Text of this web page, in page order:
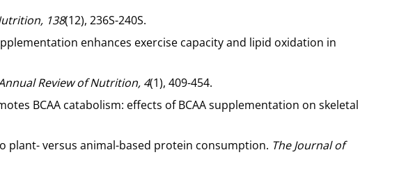
138(12), 236S-240S.
enhances exercise capacity and lipid oxidation in
Review of Nutrition, 4(1), 409-454.
BCAA catabolism: effects of BCAA supplementation on skeletal
plant- versus animal-based protein consumption. The Journal of